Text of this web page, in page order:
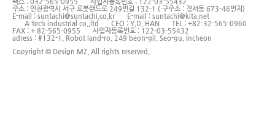
주소 : 인천광역시 서구 로봇랜드로 249번길 132-1 ( 구주소 : 경서동 673-46번지)
E-mail : suntachi@suntachi.co.kr
E-mail : suntachi@kita.net
A-tech industrial co.,ltd
CEO : Y.D. HAN
TEL : +82-32-565-0960
FAX : + 82-565-0955
사업자등록번호 : 122-03-55432
adress : #132-1, Robot land-ro, 249 beon-gil, Seo-gu, Incheon
Copyright © Design MZ. All rights reserved.